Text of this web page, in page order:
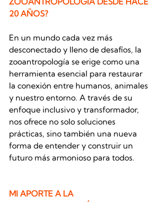
20 AÑOS?
En un mundo cada vez más
desconectado y lleno de desafíos, la
zooantropología se erige como una
herramienta esencial para restaurar
la conexión entre humanos, animales
y nuestro entorno. A través de su
enfoque inclusivo y transformador,
nos ofrece no solo soluciones
prácticas, sino también una nueva
forma de entender y construir un
futuro más armonioso para todos.
MI APORTE A LA